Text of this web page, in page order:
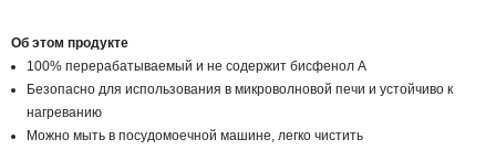
Об этом продукте
100% перерабатываемый и не содержит бисфенол А
Безопасно для использования в микроволновой печи и устойчиво к
нагреванию
Можно мыть в посудомоечной машине, легко чистить